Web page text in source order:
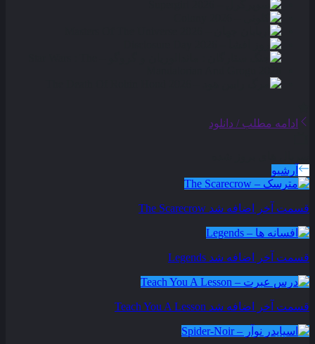
ادامه مطلب / دانلود
آرشیو
قسمت آخر اضافه شد The Scarecrow
قسمت آخر اضافه شد Legends
قسمت آخر اضافه شد Teach You A Lesson